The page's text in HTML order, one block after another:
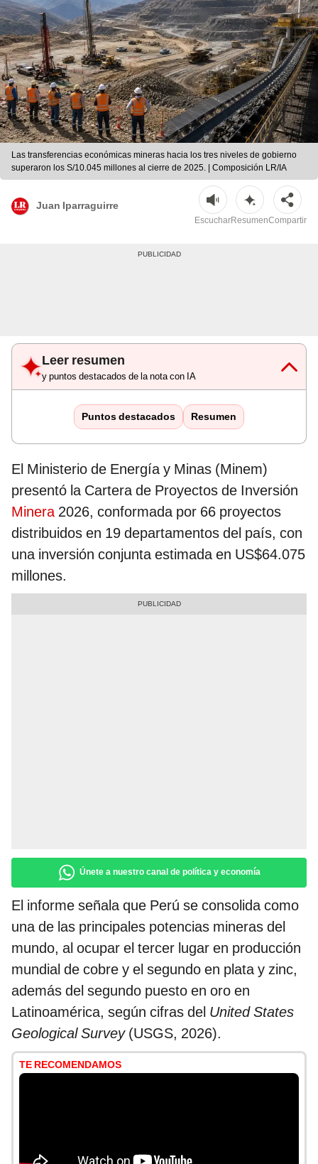
Las transferencias económicas mineras hacia los tres niveles de gobierno
superaron los S/10.045 millones al cierre de 2025. | Composición LR/IA
Juan Iparraguirre
EscucharResumenCompartir
Leer resumen
y puntos destacados de la nota con IA
Puntos destacados Resumen
El Ministerio de Energía y Minas (Minem)
presentó la Cartera de Proyectos de Inversión
Minera2026, conformada por 66 proyectos
distribuidos en 19 departamentos del país, con
una inversión conjunta estimada en US$64.075
millones.
Únete a nuestro canal de política y economía
El informe señala que Perú se consolida como
una de las principales potencias mineras del
mundo, al ocupar el tercer lugar en producción
mundial de cobre y el segundo en plata y zinc,
además del segundo puesto en oro en
Latinoamérica, según cifras del United States
Geological Survey(USGS, 2026).
TE RECOMENDAMOS